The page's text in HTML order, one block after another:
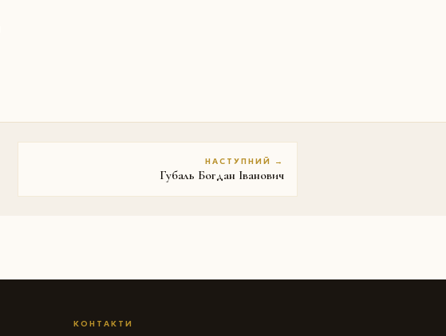
НАСТУПНИЙ →
Губаль Богдан Іванович
КОНТАКТИ